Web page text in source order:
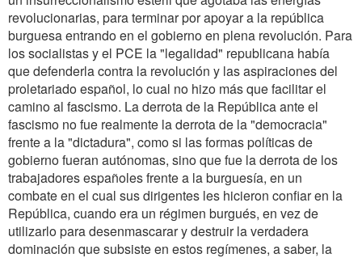
revolucionarias, para terminar por apoyar a la república
burguesa entrando en el gobierno en plena revolución. Para
los socialistas y el PCE la "legalidad" republicana había
que defenderla contra la revolución y las aspiraciones del
proletariado español, lo cual no hizo más que facilitar el
camino al fascismo. La derrota de la República ante el
fascismo no fue realmente la derrota de la "democracia"
frente a la "dictadura", como si las formas políticas de
gobierno fueran autónomas, sino que fue la derrota de los
trabajadores españoles frente a la burguesía, en un
combate en el cual sus dirigentes les hicieron confiar en la
República, cuando era un régimen burgués, en vez de
utilizarlo para desenmascarar y destruir la verdadera
dominación que subsiste en estos regímenes, a saber, la